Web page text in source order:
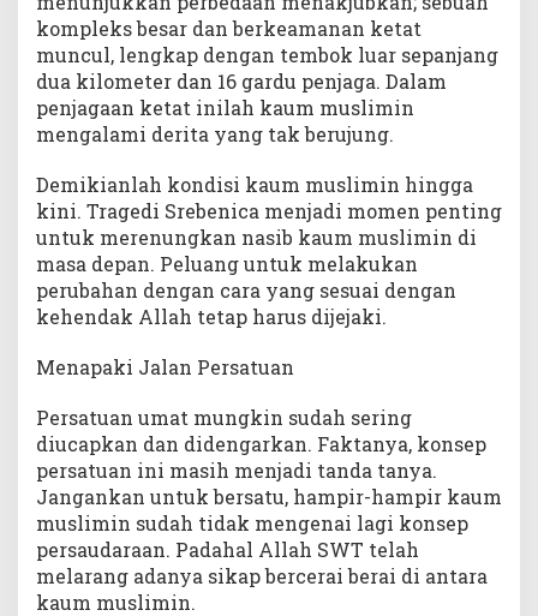
kompleks besar dan berkeamanan ketat
muncul, lengkap dengan tembok luar sepanjang
dua kilometer dan 16 gardu penjaga. Dalam
penjagaan ketat inilah kaum muslimin
mengalami derita yang tak berujung.
Demikianlah kondisi kaum muslimin hingga
kini. Tragedi Srebenica menjadi momen penting
untuk merenungkan nasib kaum muslimin di
masa depan. Peluang untuk melakukan
perubahan dengan cara yang sesuai dengan
kehendak Allah tetap harus dijejaki.
Menapaki Jalan Persatuan
Persatuan umat mungkin sudah sering
diucapkan dan didengarkan. Faktanya, konsep
persatuan ini masih menjadi tanda tanya.
Jangankan untuk bersatu, hampir-hampir kaum
muslimin sudah tidak mengenai lagi konsep
persaudaraan. Padahal Allah SWT telah
melarang adanya sikap bercerai berai di antara
kaum muslimin.